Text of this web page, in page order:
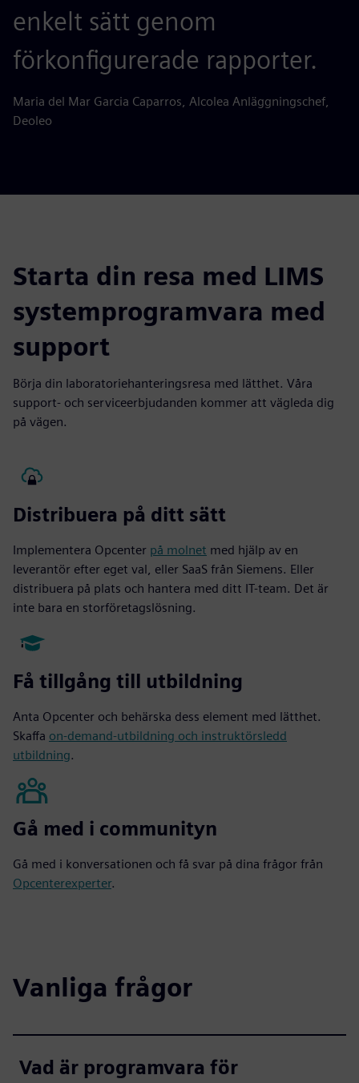
enkelt sätt genom
förkonfigurerade rapporter.
Maria del Mar Garcia Caparros, Alcolea Anläggningschef,
Deoleo
Starta din resa med LIMS
systemprogramvara med
support
Börja din laboratoriehanteringsresa med lätthet. Våra
support- och serviceerbjudanden kommer att vägleda dig
på vägen.
Distribuera på ditt sätt
Implementera Opcenter på molnet med hjälp av en
leverantör efter eget val, eller SaaS från Siemens. Eller
distribuera på plats och hantera med ditt IT-team. Det är
inte bara en storföretagslösning.
Få tillgång till utbildning
Anta Opcenter och behärska dess element med lätthet.
Skaffa on-demand-utbildning och instruktörsledd
utbildning.
Gå med i communityn
Gå med i konversationen och få svar på dina frågor från
Opcenterexperter.
Vanliga frågor
Vad är programvara för